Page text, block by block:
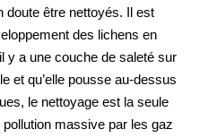
doute être nettoyés. Il est
des lichens en
y a une couche de saleté sur
et qu’elle pousse au-dessus
le nettoyage est la seule
pollution massive par les gaz